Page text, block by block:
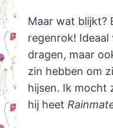
Maar wat blijkt?
regenrok!
dragen, maar
zin hebben om
hijsen. Ik mocht
hij heet